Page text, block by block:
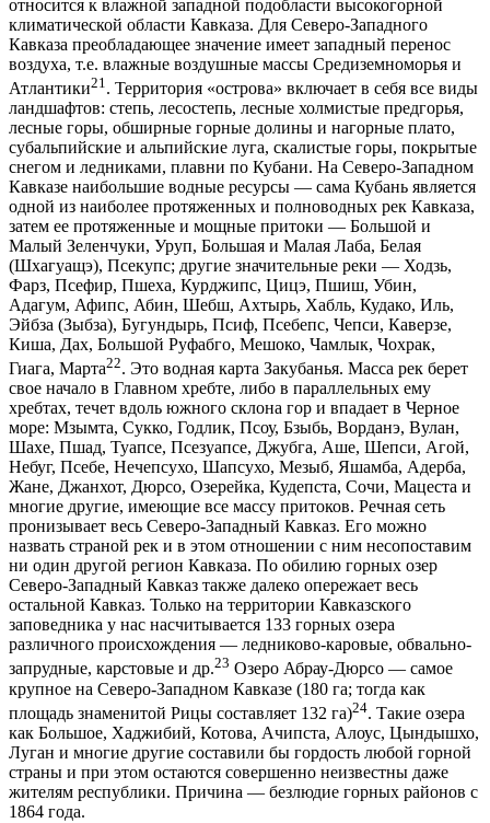
относится к влажной западной подобласти высокогорной
климатической области Кавказа. Для Северо-Западного
Кавказа преобладающее значение имеет западный перенос
воздуха, т.е. влажные воздушные массы Средиземноморья и
Атлантики21 . Территория «острова» включает в себя все виды
ландшафтов: степь, лесостепь, лесные холмистые предгорья,
лесные горы, обширные горные долины и нагорные плато,
субальпийские и альпийские луга, скалистые горы, покрытые
снегом и ледниками, плавни по Кубани. На Северо-Западном
Кавказе наибольшие водные ресурсы — сама Кубань является
одной из наиболее протяженных и полноводных рек Кавказа,
затем ее протяженные и мощные притоки — Большой и
Малый Зеленчуки, Уруп, Большая и Малая Лаба, Белая
(Шхагуащэ), Псекупс; другие значительные реки — Ходзь,
Фарз, Псефир, Пшеха, Курджипс, Цицэ, Пшиш, Убин,
Адагум, Афипс, Абин, Шебш, Ахтырь, Хабль, Кудако, Иль,
Эйбза (Зыбза), Бугундырь, Псиф, Псебепс, Чепси, Каверзе,
Киша, Дах, Большой Руфабго, Мешоко, Чамлык, Чохрак,
Гиага, Марта22. Это водная карта Закубанья. Масса рек берет
свое начало в Главном хребте, либо в параллельных ему
хребтах, течет вдоль южного склона гор и впадает в Черное
море: Мзымта, Сукко, Годлик, Псоу, Бзыбь, Ворданэ, Вулан,
Шахе, Пшад, Туапсе, Псезуапсе, Джубга, Аше, Шепси, Агой,
Небуг, Псебе, Нечепсухо, Шапсухо, Мезыб, Яшамба, Адерба,
Жане, Джанхот, Дюрсо, Озерейка, Кудепста, Сочи, Мацеста и
многие другие, имеющие все массу притоков. Речная сеть
пронизывает весь Северо-Западный Кавказ. Его можно
назвать страной рек и в этом отношении с ним несопоставим
ни один другой регион Кавказа. По обилию горных озер
Северо-Западный Кавказ также далеко опережает весь
остальной Кавказ. Только на территории Кавказского
заповедника у нас насчитывается 133 горных озера
различного происхождения — ледниково-каровые, обвально-
запрудные, карстовые и др.23 Озеро Абрау-Дюрсо — самое
крупное на Северо-Западном Кавказе (180 га; тогда как
площадь знаменитой Рицы составляет 132 га)24. Такие озера
как Большое, Хаджибий, Котова, Ачипста, Алоус, Цындышхо,
Луган и многие другие составили бы гордость любой горной
страны и при этом остаются совершенно неизвестны даже
жителям республики. Причина — безлюдие горных районов с
1864 года.